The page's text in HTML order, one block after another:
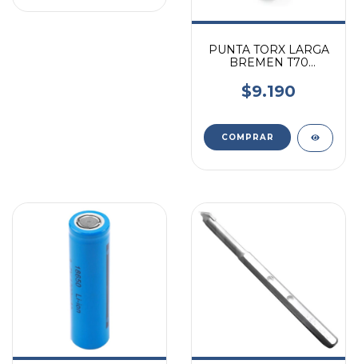
PUNTA TORX LARGA
BREMEN T70
$9.190